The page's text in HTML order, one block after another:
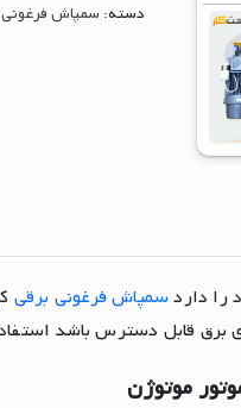
دسته: سمپاش فرغونی
را داردسمپاش فرغونی برقی
موتوژن